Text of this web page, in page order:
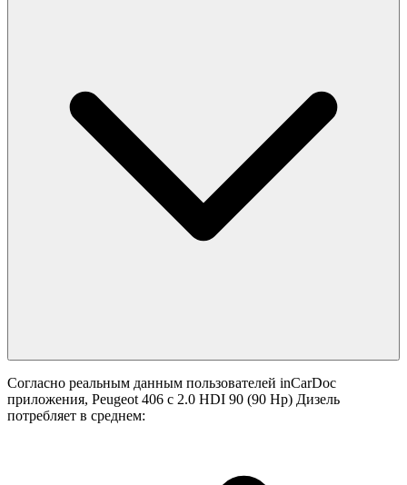
Согласно реальным данным пользователей inCarDoc
приложения, Peugeot 406 с 2.0 HDI 90 (90 Hp) Дизель
потребляет в среднем: